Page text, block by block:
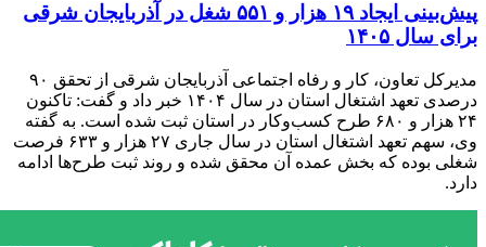
پیش‌بینی ایجاد ۱۹ هزار و ۵۵۱ شغل در آذربایجان شرقی
برای سال ۱۴۰۵
مدیرکل تعاون، کار و رفاه اجتماعی آذربایجان شرقی از تحقق ۹۰
درصدی تعهد اشتغال استان در سال ۱۴۰۴ خبر داد و گفت: تاکنون
۲۴ هزار و ۶۸۰ طرح کسب‌وکار در استان ثبت شده است. به گفته
وی، سهم تعهد اشتغال استان در سال جاری ۲۷ هزار و ۶۳۳ فرصت
شغلی بوده که بخش عمده آن محقق شده و روند ثبت طرح‌ها ادامه
دارد.